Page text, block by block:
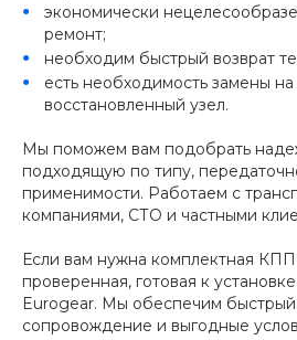
экономически
ремонт;
необходим быстрый возврат
есть необходимость замены
восстановленный узел.
Мы поможем вам подобрать
подходящую по типу,
применимости. Работаем с
компаниями, СТО и частными
Если вам нужна комплектная
проверенная, готовая к
Eurogear. Мы обеспечим
сопровождение и выгодные